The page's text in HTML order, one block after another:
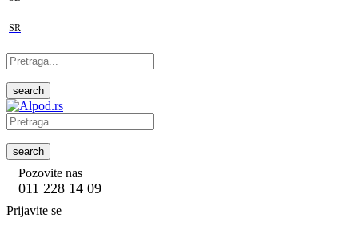
SR
search
search
Pozovite nas
011 228 14 09
Prijavite se